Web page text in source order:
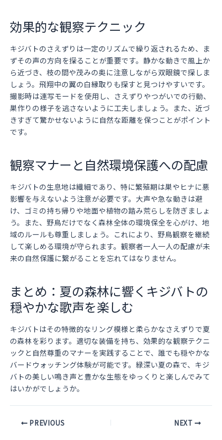
効果的な観察テクニック
キジバトのさえずりは一定のリズムで繰り返されるため、ま
ずその声の方向を探ることが重要です。静かな動きで風上か
ら近づき、枝の間や茂みの奥に注意しながら双眼鏡で探しま
しょう。飛翔中の翼の白縁取りも探すと見つけやすいです。
撮影時は連写モードを使用し、さえずりやつがいでの行動、
巣作りの様子を逃さないように工夫しましょう。また、近づ
きすぎて驚かせないように自然な距離を保つことがポイント
です。
観察マナーと自然環境保護への配慮
キジバトの生息地は繊細であり、特に繁殖期は巣やヒナに悪
影響を与えないよう注意が必要です。大声や急な動きは避
け、ゴミの持ち帰りや地面や植物の踏み荒らしを防ぎましょ
う。また、野鳥だけでなく森林全体の環境保全を心がけ、地
域のルールも尊重しましょう。これにより、野鳥観察を継続
して楽しめる環境が守られます。観察者一人一人の配慮が未
来の自然保護に繋がることを忘れてはなりません。
まとめ：夏の森林に響くキジバトの
穏やかな歌声を楽しむ
キジバトはその特徴的なリング模様と柔らかなさえずりで夏
の森林を彩ります。適切な装備を持ち、効果的な観察テクニ
ックと自然尊重のマナーを実践することで、誰でも穏やかな
バードウォッチング体験が可能です。緑深い夏の森で、キジ
バトの美しい鳴き声と豊かな生態をゆっくりと楽しんでみて
はいかがでしょうか。
PostPREVIOUS NEXT